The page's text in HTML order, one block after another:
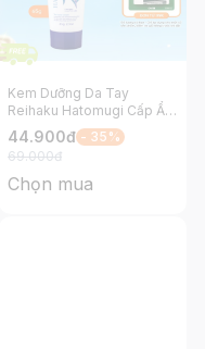
Kem Dưỡng Da Tay
Reihaku Hatomugi Cấp Ẩm
Mềm Mịn và Ngừa Nếp
Nhăn 65g
44.900đ - 35%
69.000đ
Chọn mua